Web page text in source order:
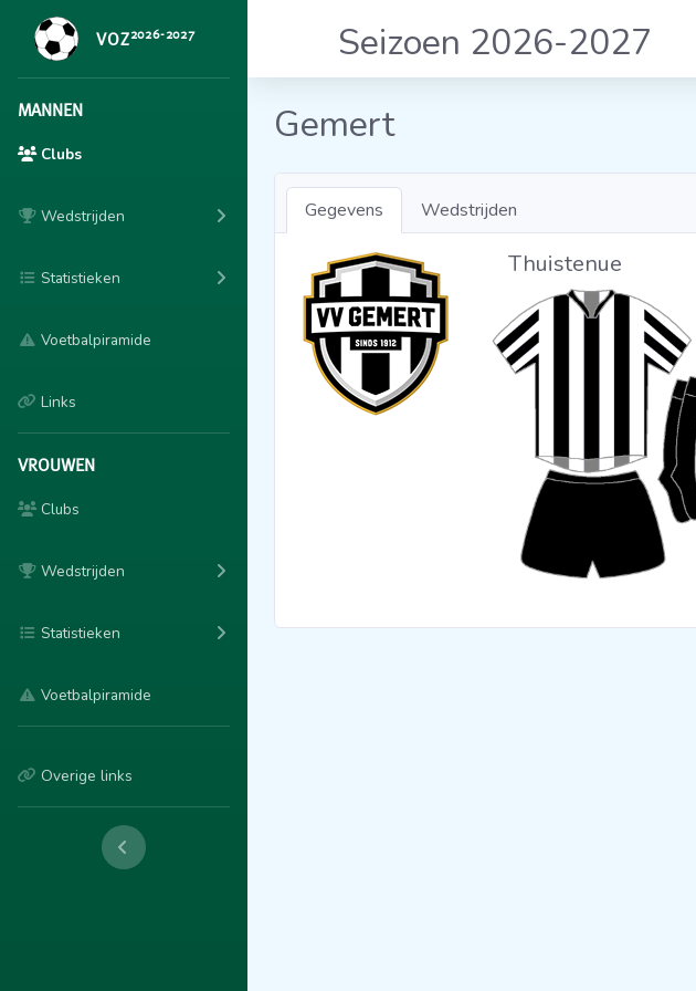
VOZ2026-2027
MANNEN
Clubs
Wedstrijden
Statistieken
Voetbalpiramide
Links
VROUWEN
Clubs
Wedstrijden
Statistieken
Voetbalpiramide
Overige links
Seizoen 2026-2027
Gemert
Gegevens Wedstrijden
Thuistenue